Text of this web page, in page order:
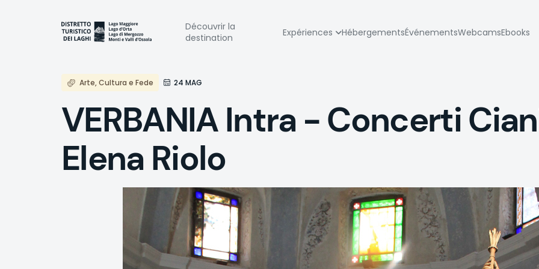
Navigazione
principale
Découvrir la
destination
Expériences HébergementsÉvénementsWebcamsEbooks
Arte, Cultura e Fede 24 MAG
VERBANIA Intra - Concerti
Elena Riolo